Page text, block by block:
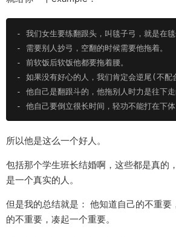
-
-
-
-
-
-
所以他是这么一个好人。
包括那个学生班长结婚啊，这些都是真的
是一个真实的人。
但是我的总结就是： 他知道自己的不重要
的不重要，凑起一个重要。